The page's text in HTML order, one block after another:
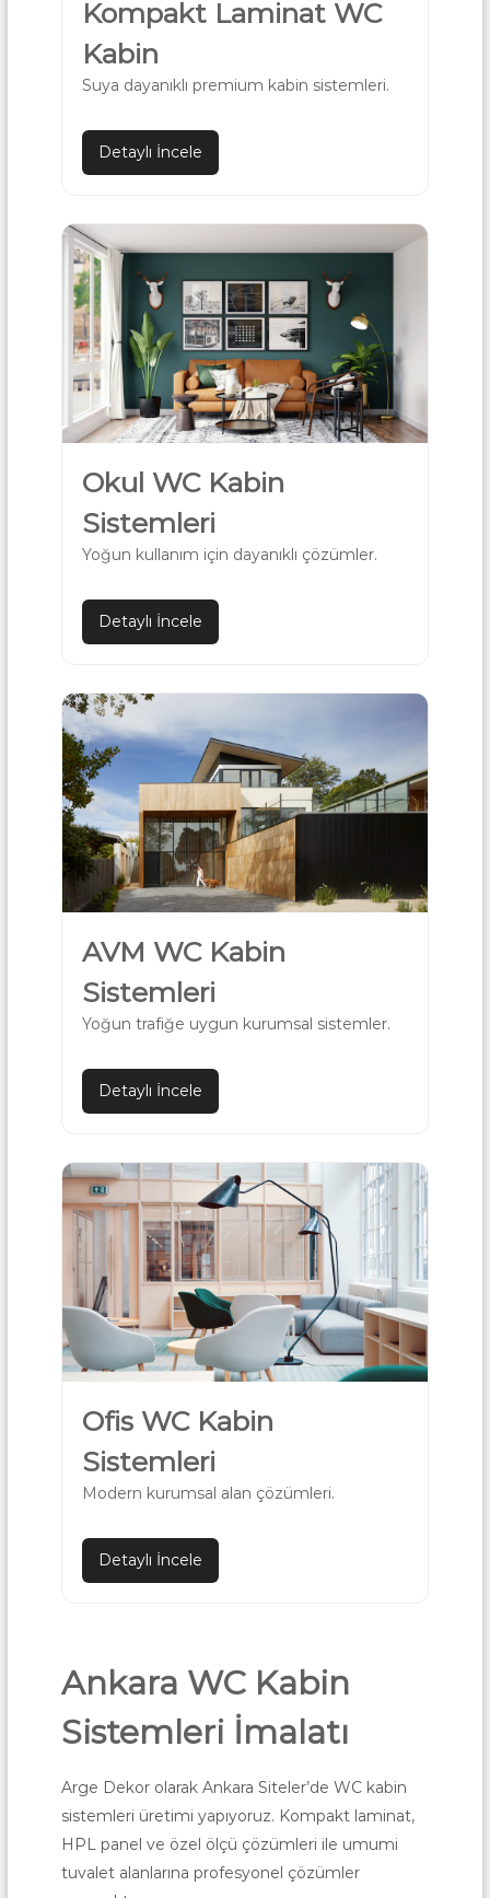
Kompakt Laminat WC
Kabin
Suya dayanıklı premium kabin sistemleri.
Detaylı İncele
Okul WC Kabin
Sistemleri
Yoğun kullanım için dayanıklı çözümler.
Detaylı İncele
AVM WC Kabin
Sistemleri
Yoğun trafiğe uygun kurumsal sistemler.
Detaylı İncele
Ofis WC Kabin
Sistemleri
Modern kurumsal alan çözümleri.
Detaylı İncele
Ankara WC Kabin
Sistemleri İmalatı
Arge Dekor olarak Ankara Siteler’de WC kabin
sistemleri üretimi yapıyoruz. Kompakt laminat,
HPL panel ve özel ölçü çözümleri ile umumi
tuvalet alanlarına profesyonel çözümler